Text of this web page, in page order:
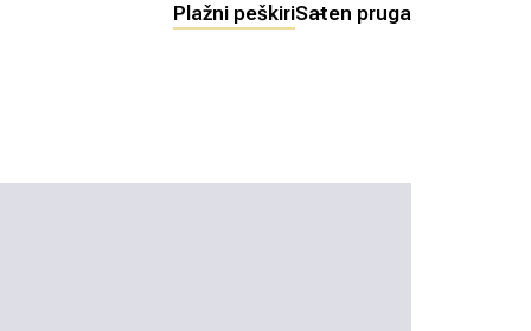
Plažni peškiri -
Saten pruga